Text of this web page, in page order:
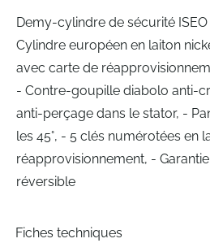
Demy-cylindre de sécurité
Cylindre européen en laiton
avec carte de
- Contre-goupille diabolo anti-
anti-perçage dans le stator, -
les 45°, - 5 clés numérotées en
réapprovisionnement, -
réversible
Fiches techniques